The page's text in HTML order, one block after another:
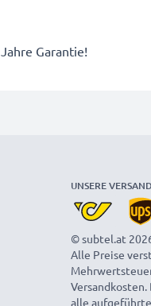
Garantie!
UNSERE
© subtel.at
Alle Preise
alle